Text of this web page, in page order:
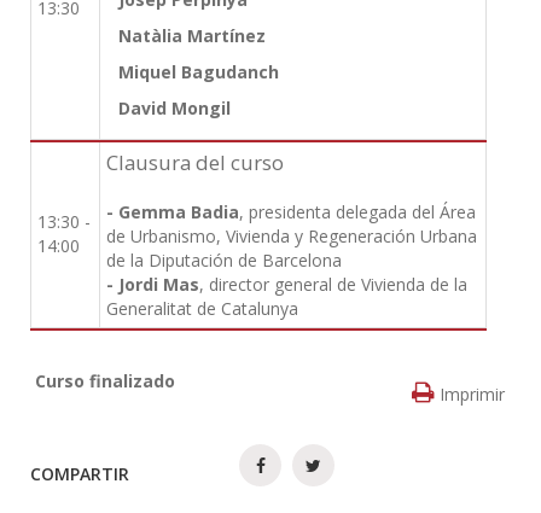
13:30
Natàlia Martínez
Miquel Bagudanch
David Mongil
13:30 -
14:00
Clausura del curso
- Gemma Badia, presidenta delegada del Área
de Urbanismo, Vivienda y Regeneración Urbana
de la Diputación de Barcelona
- Jordi Mas, director general de Vivienda de la
Generalitat de Catalunya
Curso finalizado
Imprimir
COMPARTIR